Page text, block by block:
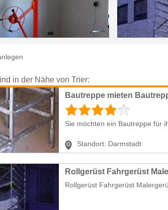
in der Nähe von Trier:
Bautreppe mieten
Sie möchten ein Bautreppe für
Standort: Darmstadt
Rollgerüst Fahrgerüst